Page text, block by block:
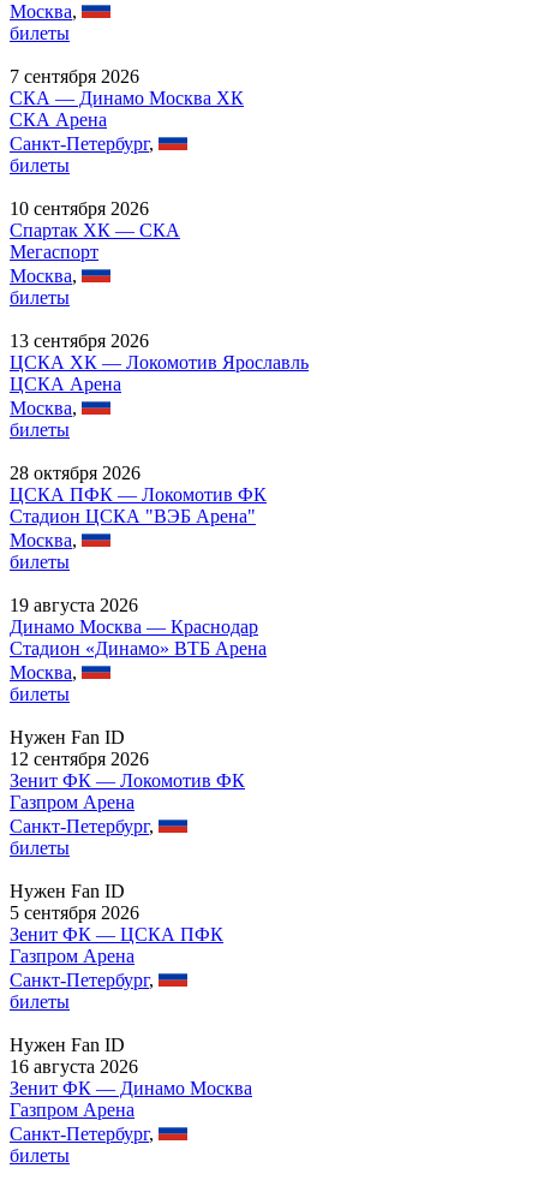
Москва,
билеты
7 сентября 2026
СКА — Динамо Москва ХК
СКА Арена
Санкт-Петербург,
билеты
10 сентября 2026
Спартак ХК — СКА
Мегаспорт
Москва,
билеты
13 сентября 2026
ЦСКА ХК — Локомотив Ярославль
ЦСКА Арена
Москва,
билеты
28 октября 2026
ЦСКА ПФК — Локомотив ФК
Стадион ЦСКА "ВЭБ Арена"
Москва,
билеты
19 августа 2026
Динамо Москва — Краснодар
Стадион «Динамо» ВТБ Арена
Москва,
билеты
Нужен Fan ID
12 сентября 2026
Зенит ФК — Локомотив ФК
Газпром Арена
Санкт-Петербург,
билеты
Нужен Fan ID
5 сентября 2026
Зенит ФК — ЦСКА ПФК
Газпром Арена
Санкт-Петербург,
билеты
Нужен Fan ID
16 августа 2026
Зенит ФК — Динамо Москва
Газпром Арена
Санкт-Петербург,
билеты